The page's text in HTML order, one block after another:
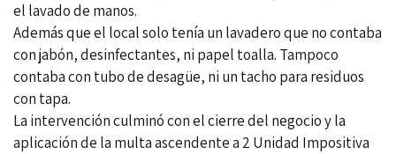
el lavado de manos.
Además que el local solo tenía un lavadero que no contaba
con jabón, desinfectantes, ni papel toalla. Tampoco
contaba con tubo de desagüe, ni un tacho para residuos
con tapa.
La intervención culminó con el cierre del negocio y la
aplicación de la multa ascendente a 2 Unidad Impositiva